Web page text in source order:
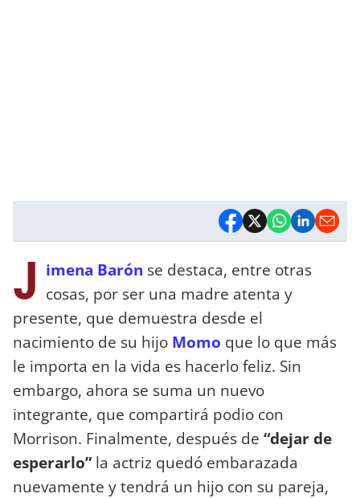
J imena Barón se destaca, entre otras
cosas, por ser una madre atenta y
presente, que demuestra desde el
nacimiento de su hijo Momo que lo que más
le importa en la vida es hacerlo feliz. Sin
embargo, ahora se suma un nuevo
integrante, que compartirá podio con
Morrison. Finalmente, después de “dejar de
esperarlo”la actriz quedó embarazada
nuevamente y tendrá un hijo con su pareja,